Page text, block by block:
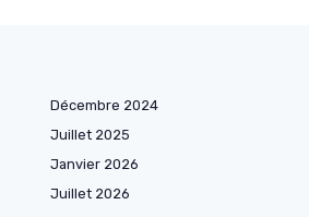
Décembre 2024
Juillet 2025
Janvier 2026
Juillet 2026